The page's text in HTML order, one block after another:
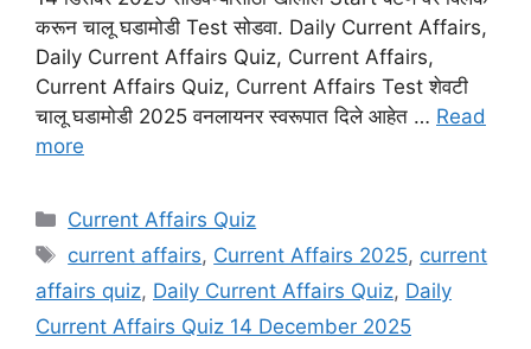
करून चालू घडामोडी Test सोडवा. Daily Current Affairs,
Daily Current Affairs Quiz, Current Affairs,
Current Affairs Quiz, Current Affairs Test शेवटी
चालू घडामोडी 2025 वनलायनर स्वरूपात दिले आहेत … Read
more
Categories
Current Affairs Quiz
Tags
current affairs, Current Affairs 2025, current
affairs quiz, Daily Current Affairs Quiz, Daily
Current Affairs Quiz 14 December 2025